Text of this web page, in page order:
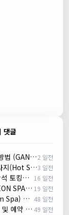
댓글
호치민 1군 강남스파 시스템 및 예약방법 (GANGNAM SPA)2 일전
호치민 불건마 추천｜7군 핫스톤 마사지(Hot Stone massage)3 일전
호치민 1군 부이비엔 여행자거리 착석 토킹바 놀이터 (NORITER LOUNGE) 16 일전
호치민 체온스파 38.5ºC 마사지 CHEON SPA Massage 19 일전
다낭 링감 마사지샵, 룸 스파(Room Spa) 예약 48 일전
다낭 요정스파 수질 좋은 곳 시스템 및 예약 방법 49 일전